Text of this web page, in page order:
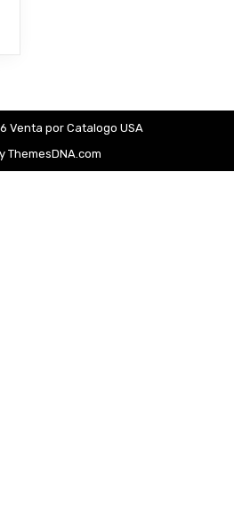
Venta por Catalogo USA
ThemesDNA.com